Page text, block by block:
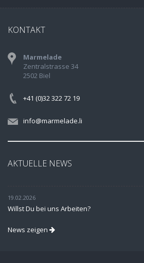
KONTAKT
Marmelade
Zentralstrasse 34
2502 Biel
+41 (0)32 322 72 19
info@marmelade.li
AKTUELLE NEWS
19.02.2026
Willst Du bei uns Arbeiten?
News zeigen